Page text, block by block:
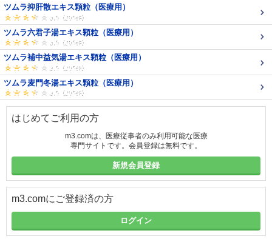
ツムラ抑肝散エキス顆粒（医療用）
ツムラ六君子湯エキス顆粒（医療用）
ツムラ補中益気湯エキス顆粒（医療用）
ツムラ麦門冬湯エキス顆粒（医療用）
はじめてご利用の方
m3.comは、医療従事者のみ利用可能な医療
専門サイトです。会員登録は無料です。
新規会員登録
m3.comにご登録済の方
ログイン